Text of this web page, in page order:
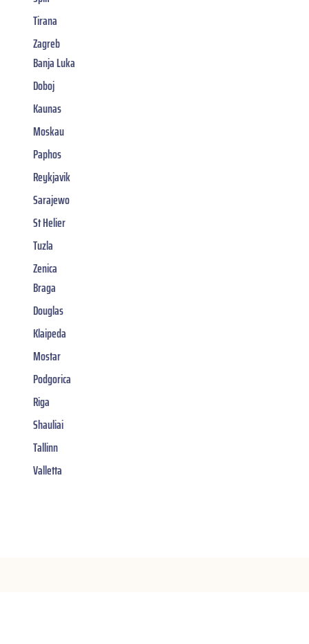
Tirana
Zagreb
Banja Luka
Doboj
Kaunas
Moskau
Paphos
Reykjavik
Sarajewo
St Helier
Tuzla
Zenica
Braga
Douglas
Klaipeda
Mostar
Podgorica
Riga
Shauliai
Tallinn
Valletta